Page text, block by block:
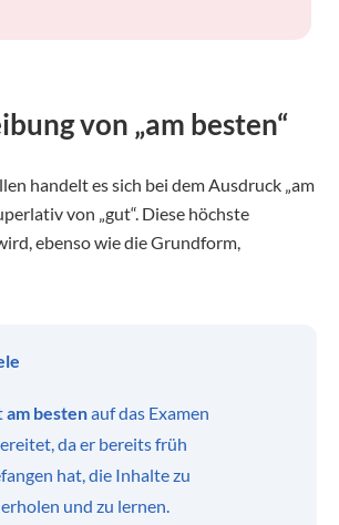
von „am besten“
handelt es sich bei dem Ausdruck „am
von „gut“. Diese höchste
ebenso wie die Grundform,
am bestenauf das Examen
da er bereits früh
hat, die Inhalte zu
und zu lernen.